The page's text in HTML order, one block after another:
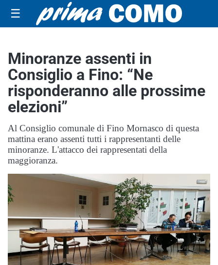
☰
Minoranze assenti in
Consiglio a Fino: “Ne
risponderanno alle prossime
elezioni”
Al Consiglio comunale di Fino Mornasco di questa
mattina erano assenti tutti i rappresentanti delle
minoranze. L'attacco dei rappresentati della
maggioranza.